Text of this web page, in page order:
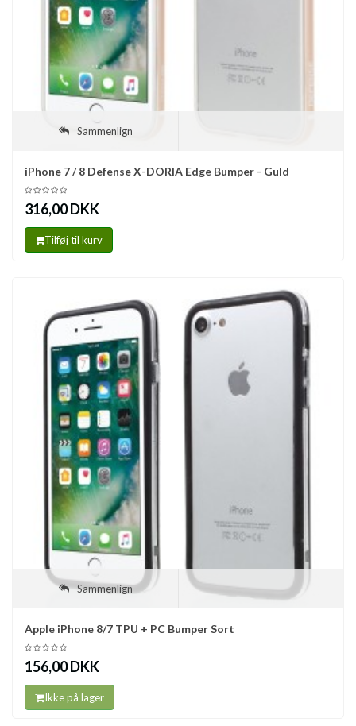
Sammenlign
iPhone 7 / 8 Defense X-DORIA Edge Bumper - Guld
316,00 DKK
Tilføj til kurv
Sammenlign
Apple iPhone 8/7 TPU + PC Bumper Sort
156,00 DKK
Ikke på lager